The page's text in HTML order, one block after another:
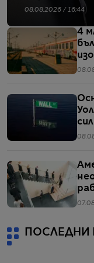
08.08.2026 / 16:44
4
ПОСЛЕДНИ